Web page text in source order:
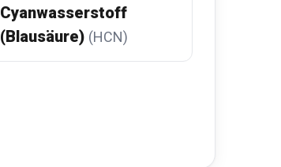
Cyanwasserstoff
(Blausäure) (HCN)